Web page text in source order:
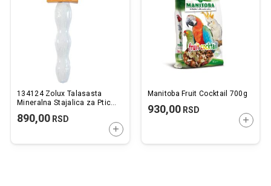
134124 Zolux Talasasta
Mineralna Stajalica za Ptice
890,00 RSD
DODAJTE U KORPU
Manitoba Fruit Cocktail 700g
930,00RSD